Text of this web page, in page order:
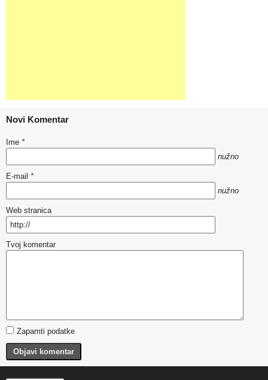
Novi Komentar
Ime *
nužno
E-mail *
nužno
Web stranica
Tvoj komentar
Zapamti podatke
Objavi komentar